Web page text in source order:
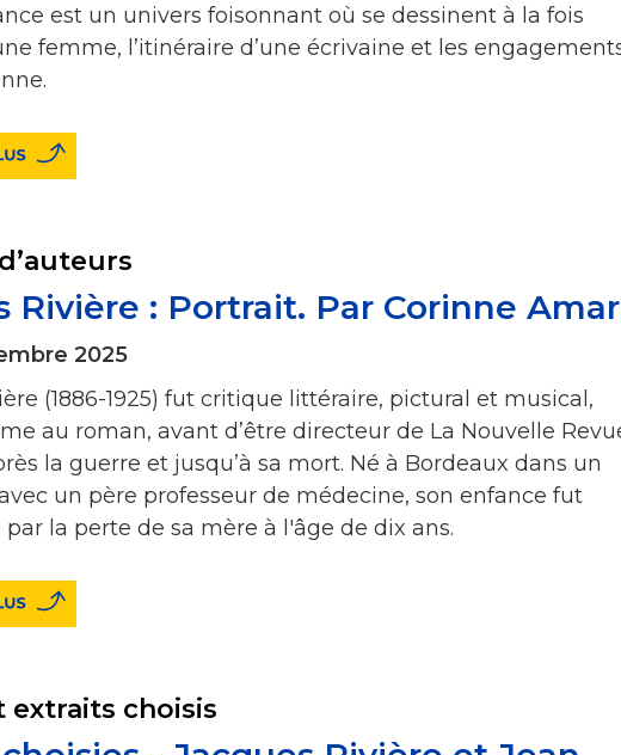
est un univers foisonnant où se dessinent à la fois
femme, l’itinéraire d’une écrivaine et les
Rivière : Portrait. Par Corinne Amar
2025
(1886-1925) fut critique littéraire, pictural et musical,
au roman, avant d’être directeur de La Nouvelle
la guerre et jusqu’à sa mort. Né à Bordeaux dans un
un père professeur de médecine, son enfance fut
par la perte de sa mère à l'âge de dix ans.
extraits choisis